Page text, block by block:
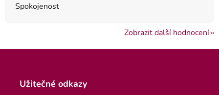
Spokojenost
Zobrazit další hodnocení
Užitečné odkazy